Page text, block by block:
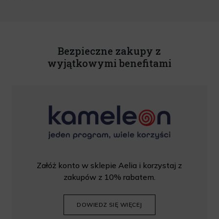
Bezpieczne zakupy z
wyjątkowymi benefitami
Załóż konto w sklepie Aelia i korzystaj z
zakupów z 10% rabatem.
DOWIEDZ SIĘ WIĘCEJ